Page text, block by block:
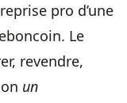
pro d’une
Le
revendre,
un